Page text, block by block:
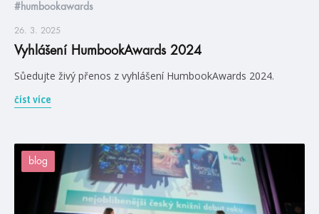
#humbookawards
26. 3. 2025
Vyhlášení HumbookAwards 2024
Sůedujte živý přenos z vyhlášení HumbookAwards 2024.
číst více
blog